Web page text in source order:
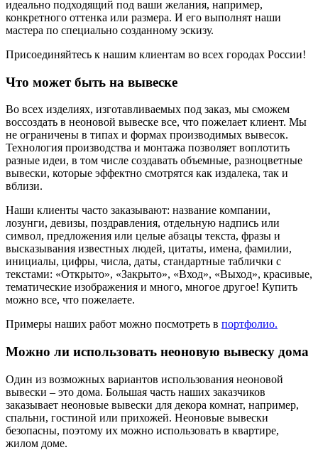
идеально подходящий под ваши желания, например,
конкретного оттенка или размера. И его выполнят наши
мастера по специально созданному эскизу.
Присоединяйтесь к нашим клиентам во всех городах России!
Что может быть на вывеске
Во всех изделиях, изготавливаемых под заказ, мы сможем
воссоздать в неоновой вывеске все, что пожелает клиент. Мы
не ограничены в типах и формах производимых вывесок.
Технология производства и монтажа позволяет воплотить
разные идеи, в том числе создавать объемные, разноцветные
вывески, которые эффектно смотрятся как издалека, так и
вблизи.
Наши клиенты часто заказывают: название компании,
лозунги, девизы, поздравления, отдельную надпись или
символ, предложения или целые абзацы текста, фразы и
высказывания известных людей, цитаты, имена, фамилии,
инициалы, цифры, числа, даты, стандартные таблички с
текстами: «Открыто», «Закрыто», «Вход», «Выход», красивые,
тематические изображения и много, многое другое! Купить
можно все, что пожелаете.
Примеры наших работ можно посмотреть в портфолио.
Можно ли использовать неоновую вывеску дома
Один из возможных вариантов использования неоновой
вывески – это дома. Большая часть наших заказчиков
заказывает неоновые вывески для декора комнат, например,
спальни, гостиной или прихожей. Неоновые вывески
безопасны, поэтому их можно использовать в квартире,
жилом доме.